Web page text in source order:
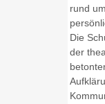
rund
Die
der